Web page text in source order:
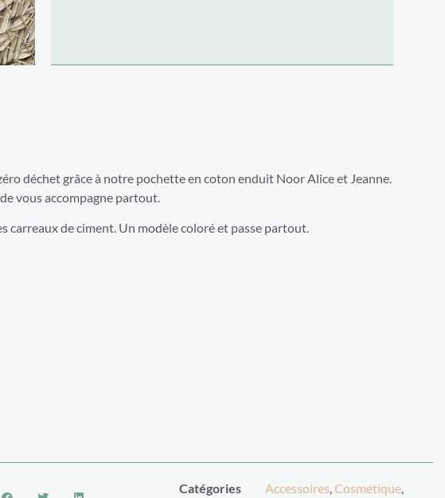
déchet grâce à notre pochette en coton enduit Noor Alice et Jeanne.
vous accompagne partout.
carreaux de ciment. Un modèle coloré et passe partout.
Catégories Accessoires Cosmétique,